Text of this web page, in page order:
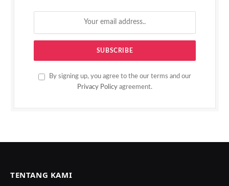
By signing up, you agree to the our terms and our
Privacy Policy agreement.
TENTANG KAMI